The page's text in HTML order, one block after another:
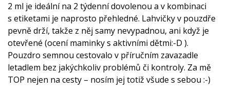
2 ml je ideální na 2 týdenní dovolenou a v kombinaci
s etiketami je naprosto přehledné. Lahvičky v pouzdře
pevně drží, takže z něj samy nevypadnou, ani když je
otevřené (ocení maminky s aktivními dětmi:-D ).
Pouzdro semnou cestovalo v příručním zavazadle
letadlem bez jakýchkoliv problémů či kontroly. Za mě
TOP nejen na cesty – nosím jej totiž všude s sebou :-)